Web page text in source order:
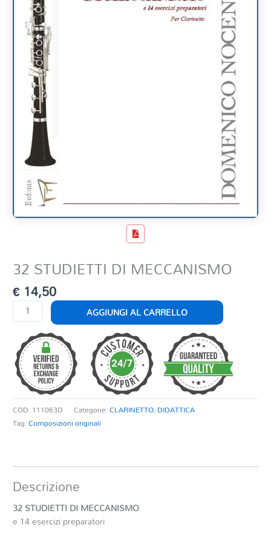
32 STUDIETTI DI MECCANISMO
€ 14,50
32
STUDIETTI
MECCANISMO
quantità
AGGIUNGI AL CARRELLO
COD: 111063D Categorie:CLARINETTO, DIDATTICA
Tag:Composizioni originali
Descrizione
32 STUDIETTI DI MECCANISMO
e 14 esercizi preparatori